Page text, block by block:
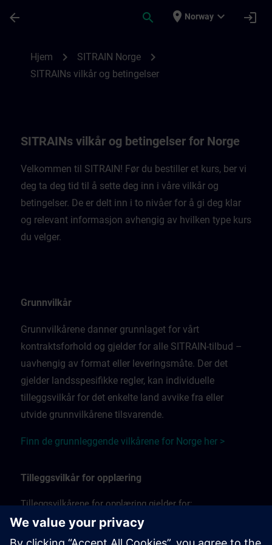
arrow_back search place Norway expand_more login
Hjem chevron_right SITRAIN Norge chevron_right
SITRAINs vilkår og betingelser
SITRAINs vilkår og betingelser for Norge
Velkommen til SITRAIN! Før du bestiller et kurs, ber vi
deg ta deg tid til å sette deg inn i våre vilkår og
betingelser. De er delt inn i to nivåer for å gi deg klar
og relevant informasjon avhengig av hvilken type kurs
du velger.
Grunnvilkår
Grunnvilkårene danner grunnlaget for vårt
kontraktsforhold og gjelder for alle SITRAIN-tilbud –
uavhengig av format eller leveringsmåte. Der det
gjelder landsspesifikke regler, kan individuelle
tilleggsvilkår for det enkelte land avvike fra eller
utvide grunnvilkårene tilsvarende.
Finn de grunnleggende vilkårene for Norge her >
Tilleggsvilkår for opplæring
Tilleggsvilkårene for opplæring gjelder for:
Opplæringsøkter med fysisk tilstedeværelse, i
klasserom og på stedet